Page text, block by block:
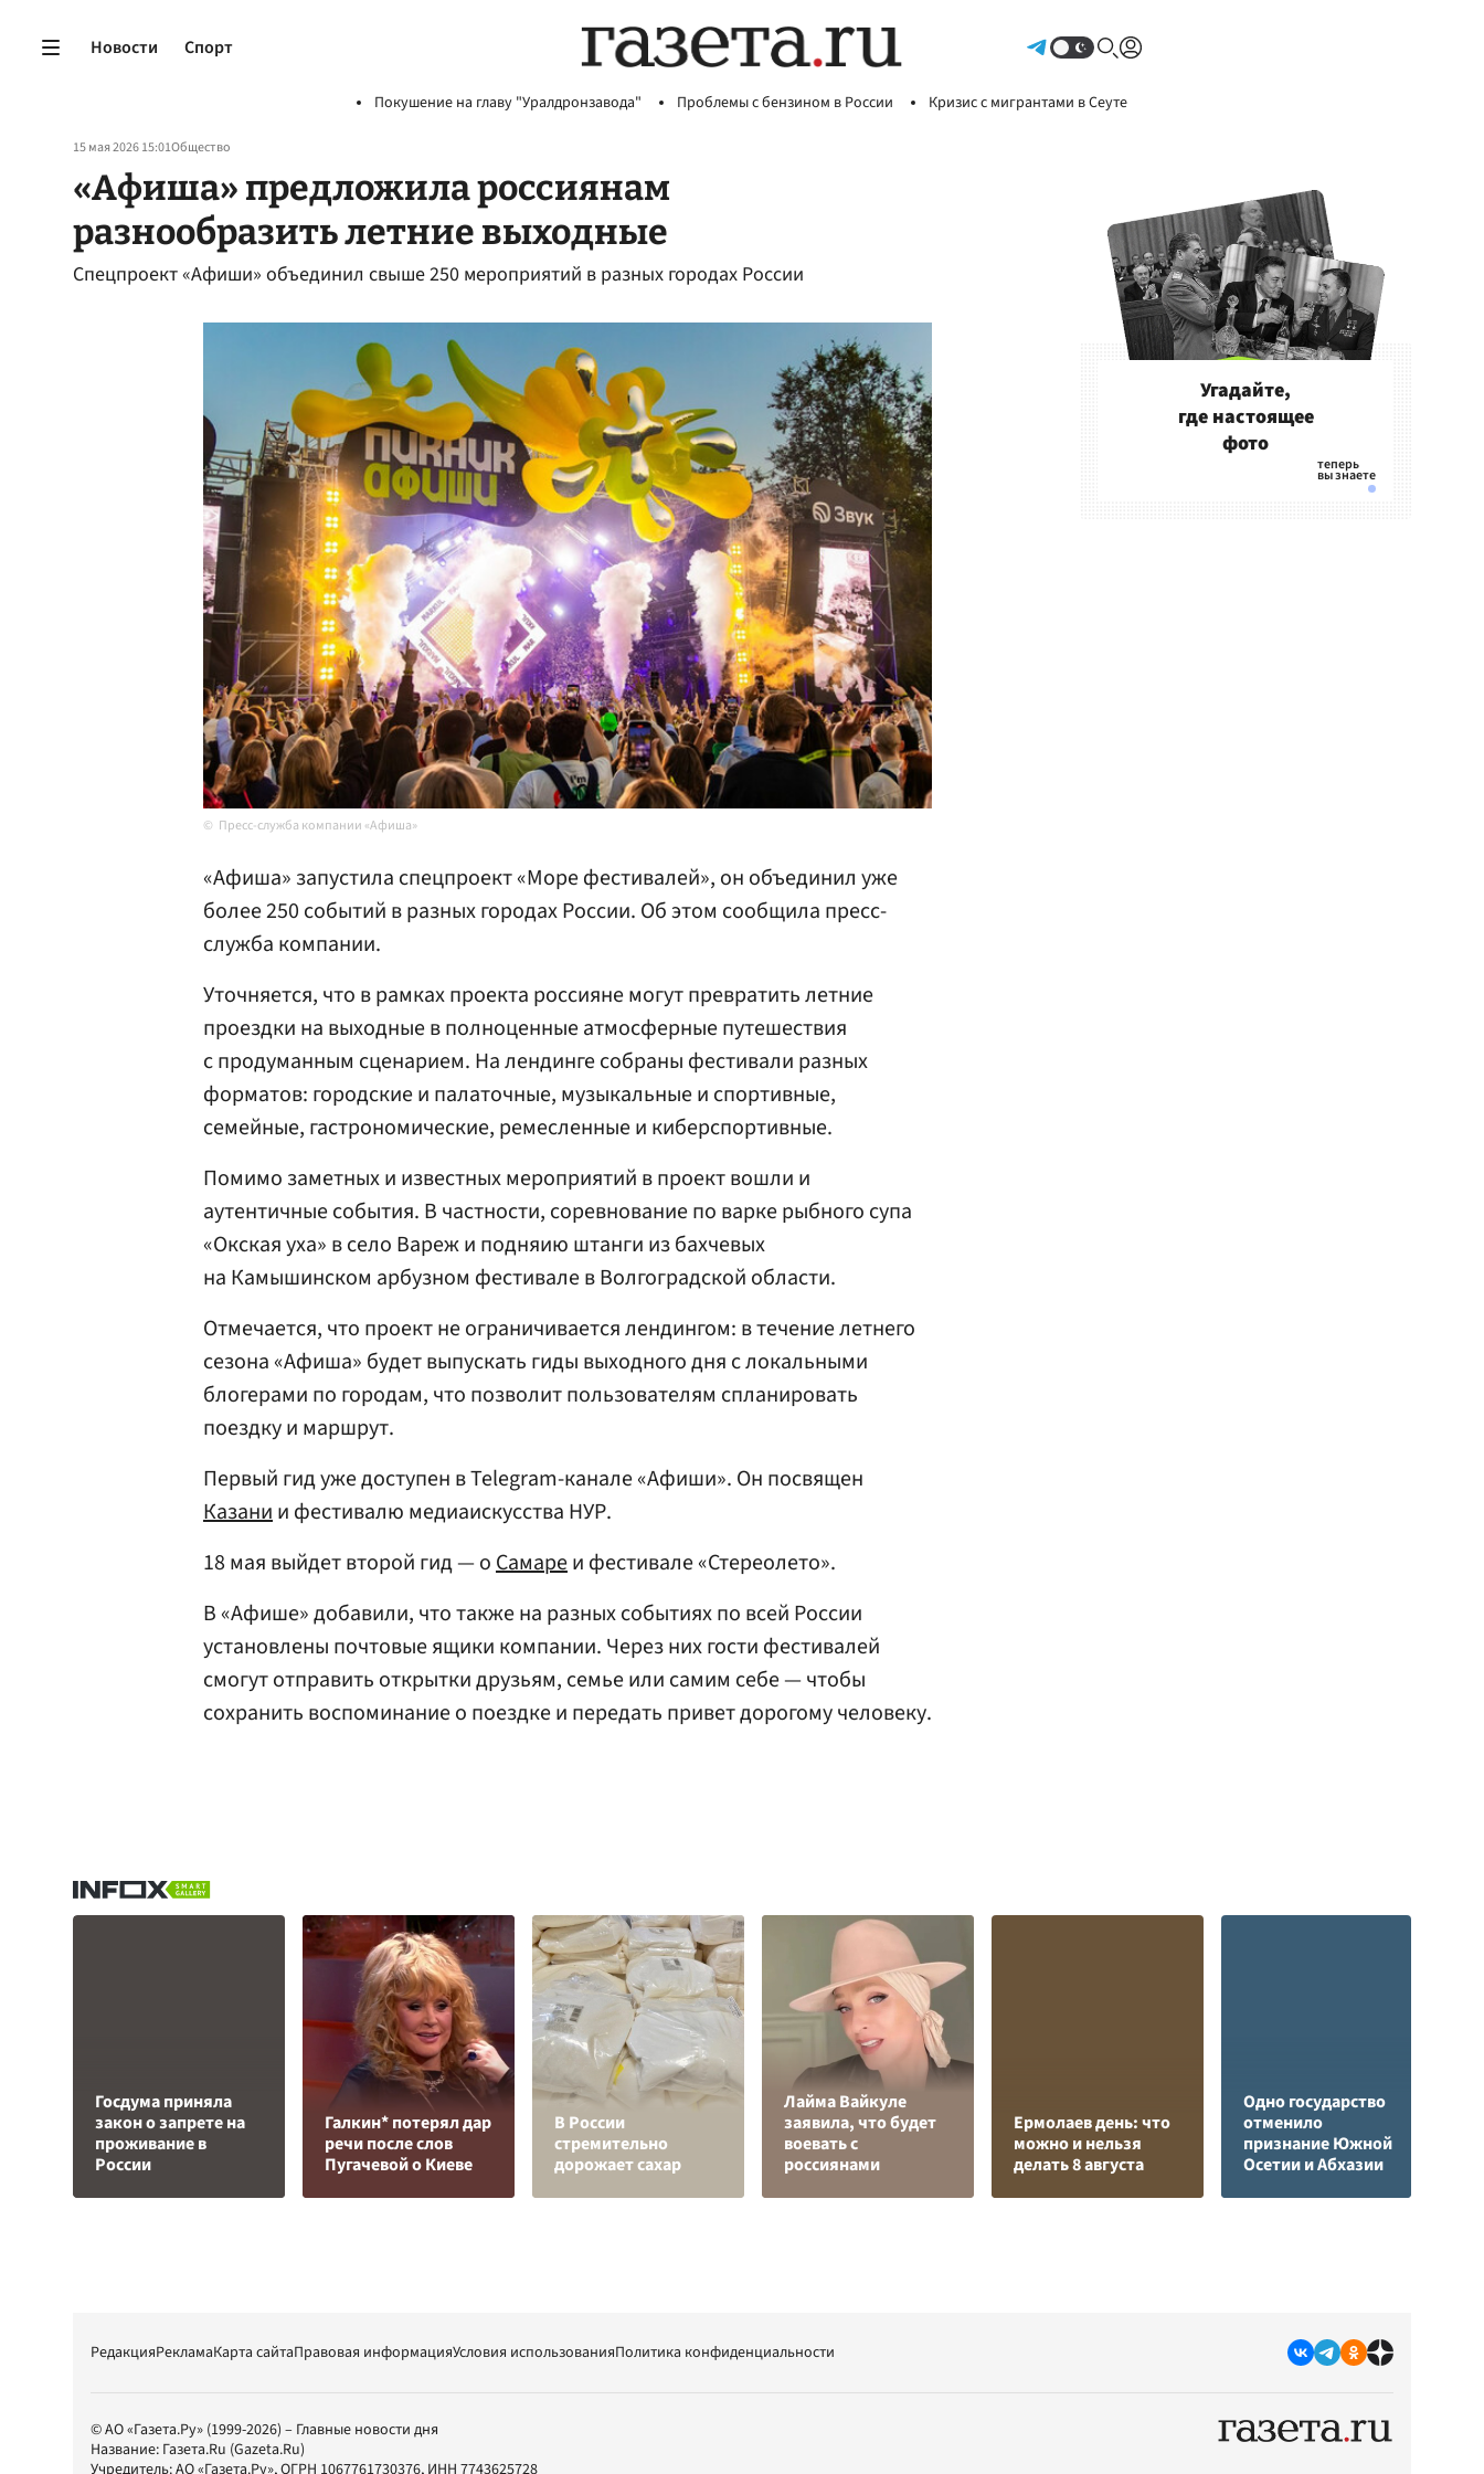
Новости Спорт
Покушение на главу "Уралдронзавода" Проблемы с бензином в России Кризис с мигрантами в Сеуте
15 мая 2026 15:01Общество
«Афиша» предложила россиянам
разнообразить летние выходные
Спецпроект «Афиши» объединил свыше 250 мероприятий в разных городах России
Пресс-служба компании «Афиша»
«Афиша» запустила спецпроект «Море фестивалей», он объединил уже
более 250 событий в разных городах России. Об этом сообщила пресс-
служба компании.
Уточняется, что в рамках проекта россияне могут превратить летние
проездки на выходные в полноценные атмосферные путешествия
с продуманным сценарием. На лендинге собраны фестивали разных
форматов: городские и палаточные, музыкальные и спортивные,
семейные, гастрономические, ремесленные и киберспортивные.
Помимо заметных и известных мероприятий в проект вошли и
аутентичные события. В частности, соревнование по варке рыбного супа
«Окская уха» в село Вареж и подняию штанги из бахчевых
на Камышинском арбузном фестивале в Волгоградской области.
Отмечается, что проект не ограничивается лендингом: в течение летнего
сезона «Афиша» будет выпускать гиды выходного дня с локальными
блогерами по городам, что позволит пользователям спланировать
поездку и маршрут.
Первый гид уже доступен в Telegram-канале «Афиши». Он посвящен
Казании фестивалю медиаискусства НУР.
18 мая выйдет второй гид — оСамареи фестивале «Стереолето».
В «Афише» добавили, что также на разных событиях по всей России
установлены почтовые ящики компании. Через них гости фестивалей
смогут отправить открытки друзьям, семье или самим себе — чтобы
сохранить воспоминание о поездке и передать привет дорогому человеку.
Угадайте,
где настоящее
фото
Госдума приняла
закон о запрете на
проживание в
России
Галкин* потерял дар
речи после слов
Пугачевой о Киеве
В России
стремительно
дорожает сахар
Лайма Вайкуле
заявила, что будет
воевать с
россиянами
Ермолаев день: что
можно и нельзя
делать 8 августа
Одно государство
отменило
признание Южной
Осетии и Абхазии
РедакцияРекламаКарта сайтаПравовая информацияУсловия использованияПолитика конфиденциальности
© АО «Газета.Ру» (1999-2026) – Главные новости дня
Название: Газета.Ru (Gazeta.Ru)
Учредитель:АО «Газета.Ру», ОГРН 1067761730376, ИНН 7743625728